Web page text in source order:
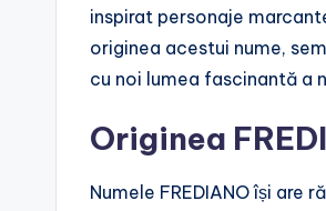
inspirat personaje
originea acestui nume,
cu noi lumea fascinantă a
Originea
Numele FREDIANO își are